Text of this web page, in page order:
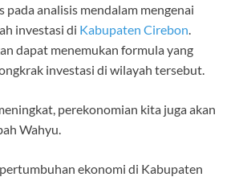
pada analisis mendalam mengenai
investasi di Kabupaten Cirebon.
dapat menemukan formula yang
investasi di wilayah tersebut.
perekonomian kita juga akan
Wahyu.
ekonomi di Kabupaten